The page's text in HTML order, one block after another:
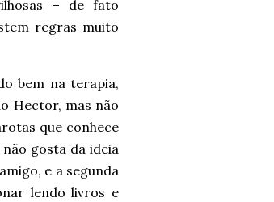
– de fato
regras muito
bem na terapia,
Hector, mas não
que conhece
gosta da ideia
e a segunda
lendo livros e